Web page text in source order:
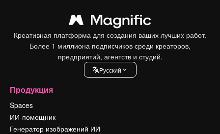
Креативная платформа для создания ваших лучших работ.
Более 1 миллиона подписчиков среди креаторов,
предприятий, агентств и студий.
Pусский
Продукция
Spaces
ИИ-помощник
Генератор изображений ИИ